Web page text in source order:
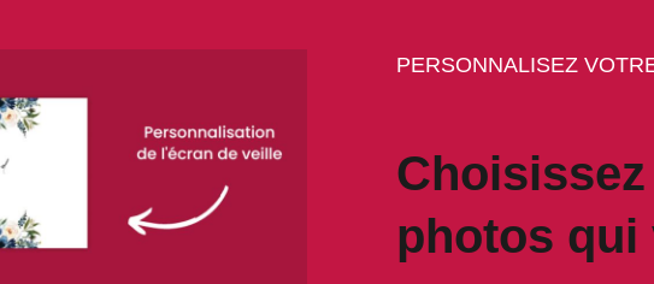
PERSONNALISEZ
photos